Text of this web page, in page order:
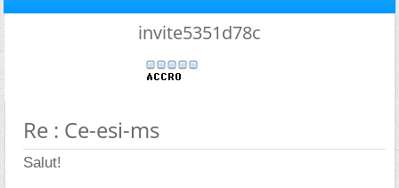
invite5351d78c
Re : Ce-esi-ms
Salut!